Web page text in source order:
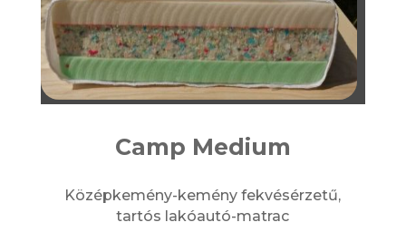
Camp Medium
Középkemény-kemény fekvésérzetű,
tartós lakóautó-matrac